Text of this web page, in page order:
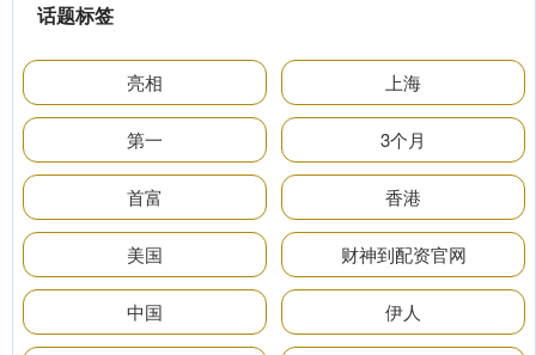
话题标签
亮相 上海
第一 3个月
首富 香港
美国 财神到配资官网
中国 伊人